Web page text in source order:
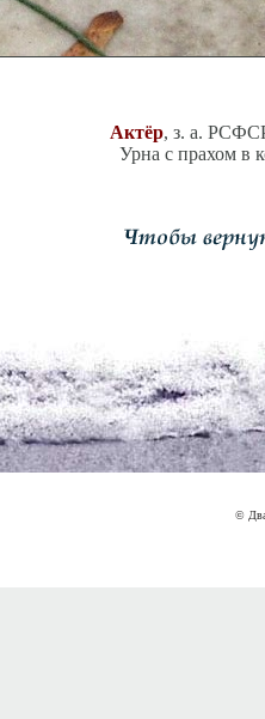
Актёр, з. а.
Урна с прахом в
©